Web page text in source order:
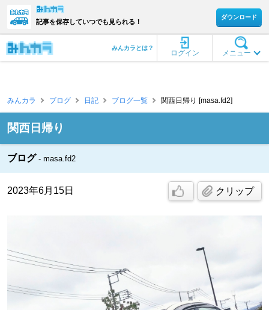
記事を保存していつでも見られる！
ダウンロード
メニュー
ログイン
みんカラとは？
みんカラ ブログ 日記 ブログ一覧 関西日帰り [masa.fd2]
関西日帰り
ブログ masa.fd2
2023年6月15日 クリップ